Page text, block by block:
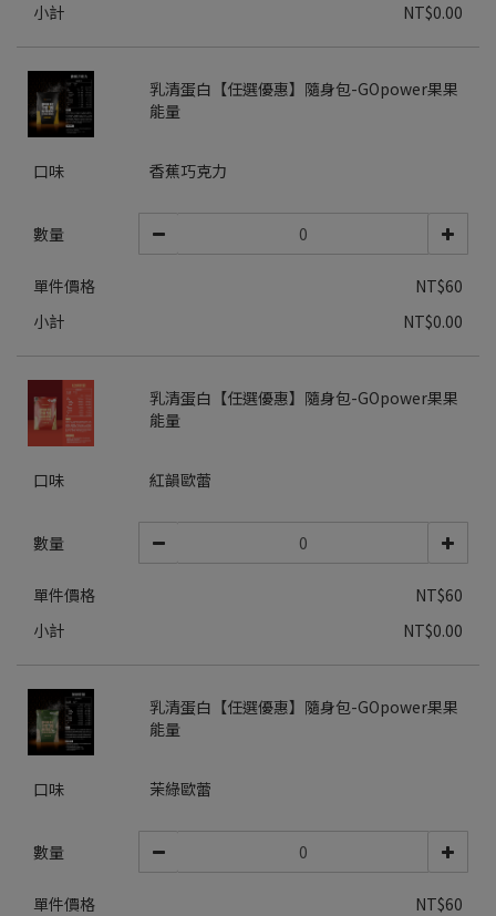
小計
NT$0.00
乳清蛋白【任選優惠】隨身包-GOpower果果
能量
口味 香蕉巧克力
數量
單件價格
NT$60
小計
NT$0.00
乳清蛋白【任選優惠】隨身包-GOpower果果
能量
口味 紅韻歐蕾
數量
單件價格
NT$60
小計
NT$0.00
乳清蛋白【任選優惠】隨身包-GOpower果果
能量
口味 茉綠歐蕾
數量
單件價格
NT$60